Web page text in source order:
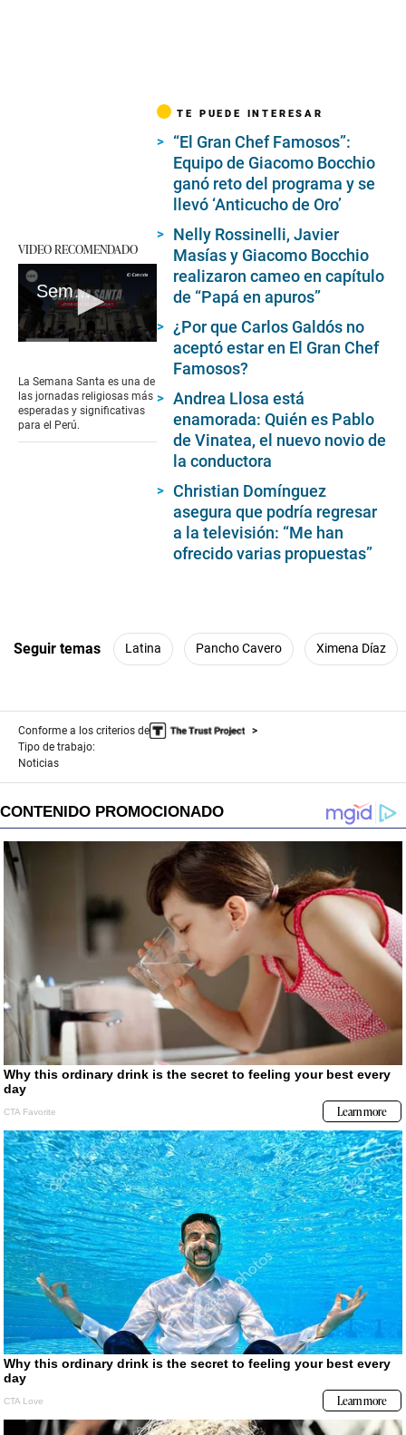
VIDEO RECOMENDADO
Semana Santa 2024 en Perú: ¿Cuándo inicia y por qué se celebra?
of
2
minutes,
6
seconds
La Semana Santa es una de
las jornadas religiosas más
esperadas y significativas
para el Perú.
TE PUEDE INTERESAR
“El Gran Chef Famosos”:
Equipo de Giacomo Bocchio
ganó reto del programa y se
llevó ‘Anticucho de Oro’
Nelly Rossinelli, Javier
Masías y Giacomo Bocchio
realizaron cameo en capítulo
de “Papá en apuros”
¿Por que Carlos Galdós no
aceptó estar en El Gran Chef
Famosos?
Andrea Llosa está
enamorada: Quién es Pablo
de Vinatea, el nuevo novio de
la conductora
Christian Domínguez
asegura que podría regresar
a la televisión: “Me han
ofrecido varias propuestas”
Seguir temas Latina Pancho Cavero Ximena Díaz
Conforme a los criterios de
Tipo de trabajo:
Noticias